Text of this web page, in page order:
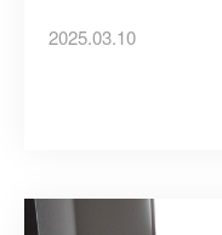
2025.03.10